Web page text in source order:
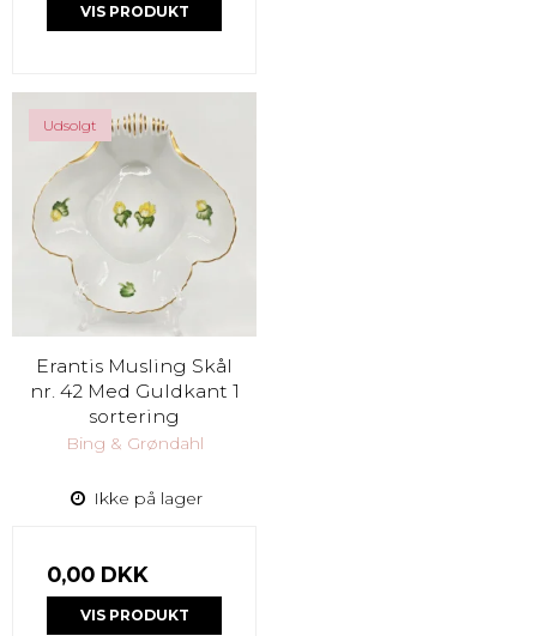
VIS PRODUKT
Udsolgt
Erantis Musling Skål
nr. 42 Med Guldkant 1
sortering
Bing & Grøndahl
Ikke på lager
0,00 DKK
VIS PRODUKT